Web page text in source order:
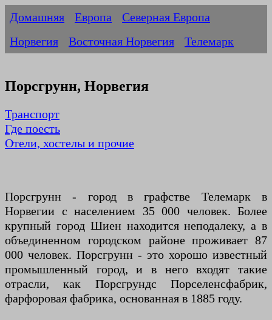
Домашняя Европа
Северная Европа
Норвегия
Восточная Норвегия Телемарк
Порсгрунн, Норвегия
Транспорт
Где поесть
Отели, хостелы и прочие
Порсгрунн - город в графстве Телемарк в
Норвегии с населением 35 000 человек. Более
крупный город Шиен находится неподалеку, а в
объединенном городском районе проживает 87
000 человек. Порсгрунн - это хорошо известный
промышленный город, и в него входят такие
отрасли, как Порсгрундс Порселенсфабрик,
фарфоровая фабрика, основанная в 1885 году.